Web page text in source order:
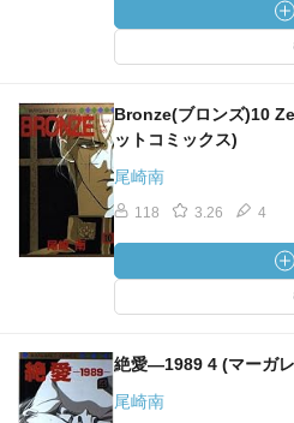
Bronze(ブロンズ)10
ットコミックス)
尾崎南
118 3.26 4
絶愛―1989 4 (マーガ
尾崎南